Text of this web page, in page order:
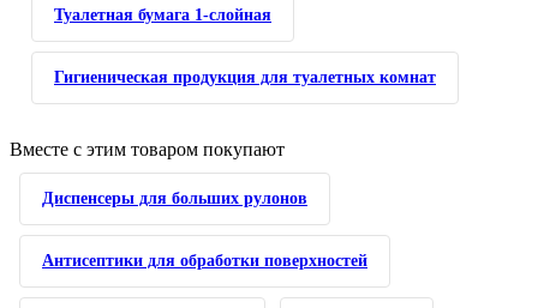
Туалетная бумага 1-слойная
Гигиеническая продукция для туалетных комнат
Вместе с этим товаром покупают
Диспенсеры для больших рулонов
Антисептики для обработки поверхностей